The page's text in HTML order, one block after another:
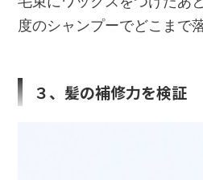
度のシャンプーでどこまで
３、髪の補修力を検証